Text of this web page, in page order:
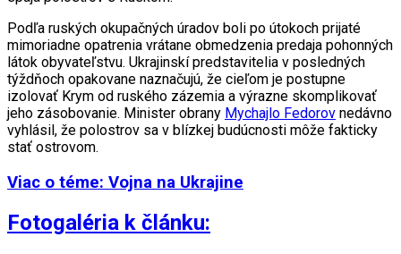
Podľa ruských okupačných úradov boli po útokoch prijaté
mimoriadne opatrenia vrátane obmedzenia predaja pohonných
látok obyvateľstvu. Ukrajinskí predstavitelia v posledných
týždňoch opakovane naznačujú, že cieľom je postupne
izolovať Krym od ruského zázemia a výrazne skomplikovať
jeho zásobovanie. Minister obrany Mychajlo Fedorov nedávno
vyhlásil, že polostrov sa v blízkej budúcnosti môže fakticky
stať ostrovom.
Viac o téme: Vojna na Ukrajine
Fotogaléria k článku: